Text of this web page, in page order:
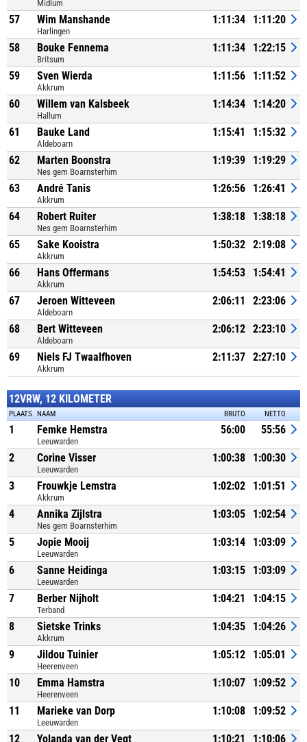
Midlum
57 Wim Manshande
Harlingen
1:11:34 1:11:20
58 Bouke Fennema
Britsum
1:11:34 1:22:15
59 Sven Wierda
Akkrum
1:11:56 1:11:52
60 Willem van Kalsbeek
Hallum
1:14:34 1:14:20
61 Bauke Land
Aldeboarn
1:15:41 1:15:32
62 Marten Boonstra
Nes gem Boarnsterhim
1:19:39 1:19:29
63 André Tanis
Akkrum
1:26:56 1:26:41
64 Robert Ruiter
Nes gem Boarnsterhim
1:38:18 1:38:18
65 Sake Kooistra
Akkrum
1:50:32 2:19:08
66 Hans Offermans
Akkrum
1:54:53 1:54:41
67 Jeroen Witteveen
Aldeboarn
2:06:11 2:23:06
68 Bert Witteveen
Aldeboarn
2:06:12 2:23:10
69 Niels FJ Twaalfhoven
Akkrum
2:11:37 2:27:10
12VRW, 12 KILOMETER
PLAATS NAAM BRUTO NETTO
1 Femke Hemstra
Leeuwarden
56:00 55:56
2 Corine Visser
Leeuwarden
1:00:38 1:00:30
3 Frouwkje Lemstra
Akkrum
1:02:02 1:01:51
4 Annika Zijlstra
Nes gem Boarnsterhim
1:03:05 1:02:54
5 Jopie Mooij
Leeuwarden
1:03:14 1:03:09
6 Sanne Heidinga
Leeuwarden
1:03:15 1:03:09
7 Berber Nijholt
Terband
1:04:21 1:04:15
8 Sietske Trinks
Akkrum
1:04:35 1:04:26
9 Jildou Tuinier
Heerenveen
1:05:12 1:05:01
10 Emma Hamstra
Heerenveen
1:10:07 1:09:52
11 Marieke van Dorp
Leeuwarden
1:10:08 1:09:52
12 Yolanda van der Vegt 1:10:21 1:10:06